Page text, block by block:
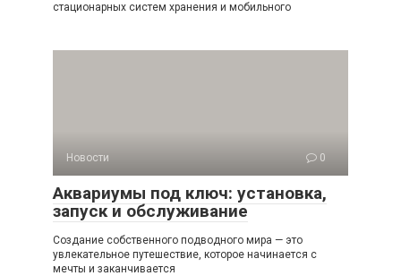
стационарных систем хранения и мобильного
Новости 0
Аквариумы под ключ: установка,
запуск и обслуживание
Создание собственного подводного мира — это
увлекательное путешествие, которое начинается с
мечты и заканчивается